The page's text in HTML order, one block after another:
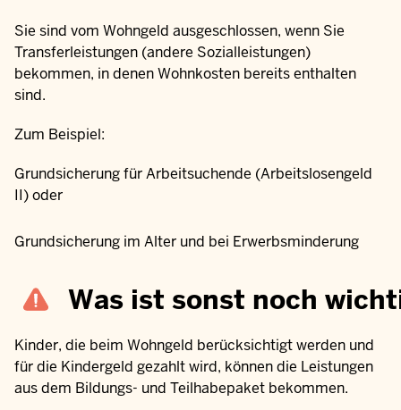
Sie sind vom Wohngeld ausgeschlossen, wenn Sie
Transferleistungen (andere Sozialleistungen)
bekommen, in denen Wohnkosten bereits enthalten
sind.
Zum Beispiel:
Grundsicherung für Arbeitsuchende (Arbeitslosengeld
II) oder
Grundsicherung im Alter und bei Erwerbsminderung
Was ist sonst noch
Kinder, die beim Wohngeld berücksichtigt werden und
für die Kindergeld gezahlt wird, können die Leistungen
aus dem Bildungs- und Teilhabepaket bekommen.